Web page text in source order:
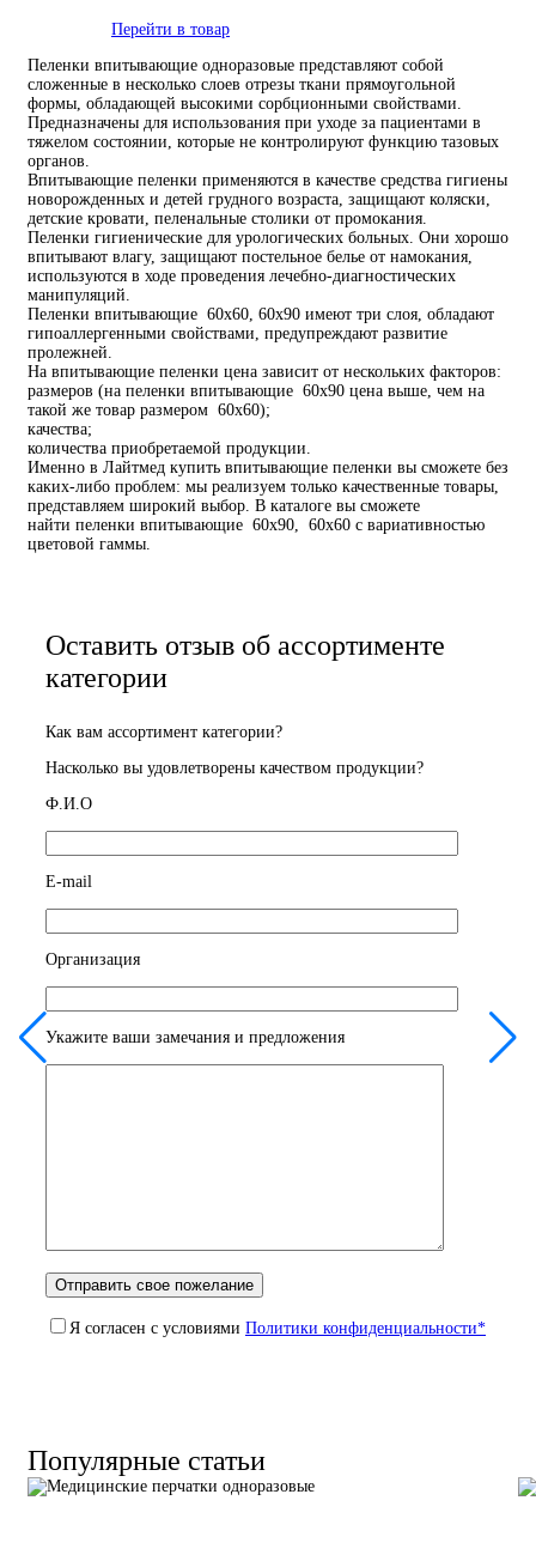
см
"ПКФ
Медкомплект"
Перейти в товар
Пеленки впитывающие одноразовые представляют собой
сложенные в несколько слоев отрезы ткани прямоугольной
формы, обладающей высокими сорбционными свойствами.
Предназначены для использования при уходе за пациентами в
тяжелом состоянии, которые не контролируют функцию тазовых
органов.
Впитывающие пеленки применяются в качестве средства гигиены
новорожденных и детей грудного возраста, защищают коляски,
детские кровати, пеленальные столики от промокания.
Пеленки гигиенические для урологических больных. Они хорошо
впитывают влагу, защищают постельное белье от намокания,
используются в ходе проведения лечебно-диагностических
манипуляций.
Пеленки впитывающие 60х60, 60х90 имеют три слоя, обладают
гипоаллергенными свойствами, предупреждают развитие
пролежней.
На впитывающие пеленки цена зависит от нескольких факторов:
размеров (на пеленки впитывающие 60х90 цена выше, чем на
такой же товар размером 60х60);
качества;
количества приобретаемой продукции.
Именно в Лайтмед купить впитывающие пеленки вы сможете без
каких-либо проблем: мы реализуем только качественные товары,
представляем широкий выбор. В каталоге вы сможете
найти пеленки впитывающие 60х90, 60х60 с вариативностью
цветовой гаммы.
Оставить отзыв об ассортименте
категории
Как вам ассортимент категории?
Насколько вы удовлетворены качеством продукции?
Ф.И.О
E-mail
Организация
Укажите ваши замечания и предложения
Я согласен с условиями Политики конфиденциальности*
Популярные статьи